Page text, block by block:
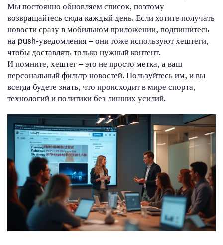
Мы постоянно обновляем список, поэтому
возвращайтесь сюда каждый день. Если хотите получать
новости сразу в мобильном приложении, подпишитесь
на push‑уведомления – они тоже используют хештеги,
чтобы доставлять только нужный контент.
И помните, хештег – это не просто метка, а ваш
персональный фильтр новостей. Пользуйтесь им, и вы
всегда будете знать, что происходит в мире спорта,
технологий и политики без лишних усилий.